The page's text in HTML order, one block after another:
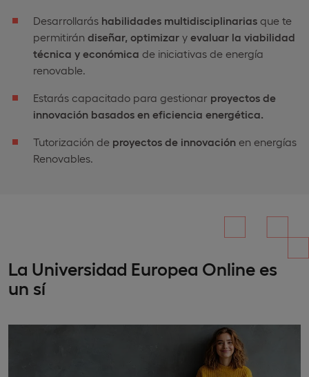
Desarrollarás habilidades multidisciplinarias que te
permitirán diseñar, optimizar y evaluar la viabilidad
técnica y económica de iniciativas de energía
renovable.
Estarás capacitado para gestionar proyectos de
innovación basados en eficiencia energética.
Tutorización de proyectos de innovación en energías
Renovables.
La Universidad Europea Online es
un sí